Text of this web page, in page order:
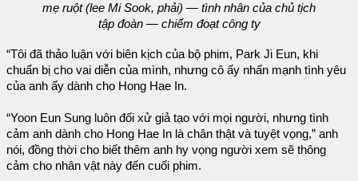
mẹ ruột (lee Mi Sook, phải) — tình nhân của chủ tịch
tập đoàn — chiếm đoạt công ty
“Tôi đã thảo luận với biên kịch của bộ phim, Park Ji Eun, khi
chuẩn bị cho vai diễn của mình, nhưng cô ấy nhấn mạnh tình yêu
của anh ấy dành cho Hong Hae In.
“Yoon Eun Sung luôn đối xử giả tạo với mọi người, nhưng tình
cảm anh dành cho Hong Hae In là chân thật và tuyệt vọng,” anh
nói, đồng thời cho biết thêm anh hy vọng người xem sẽ thông
cảm cho nhân vật này đến cuối phim.